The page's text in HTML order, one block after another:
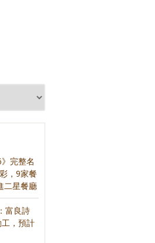
完整名
，9家餐
二星餐廳
富良詩
工，預計